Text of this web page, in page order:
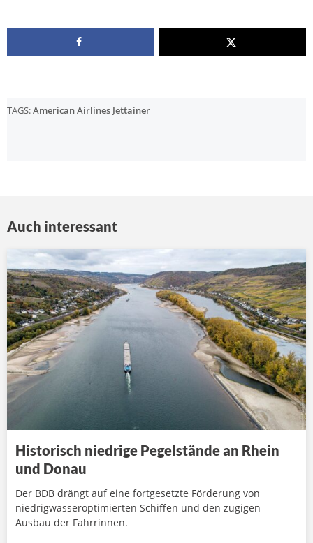
TAGS:American Airlines Jettainer
Auch interessant
Historisch niedrige Pegelstände an Rhein
und Donau
Der BDB drängt auf eine fortgesetzte Förderung von
niedrigwasseroptimierten Schiffen und den zügigen
Ausbau der Fahrrinnen.